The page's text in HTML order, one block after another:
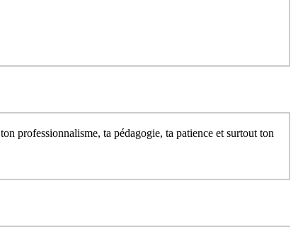
professionnalisme, ta pédagogie, ta patience et surtout ton